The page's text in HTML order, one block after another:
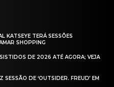
KATSEYE TERÁ SESSÕES
SHOPPING
DE 2026 ATÉ AGORA; VEJA
SESSÃO DE ‘OUTSIDER. FREUD’ EM